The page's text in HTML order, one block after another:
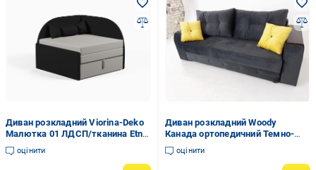
Диван розкладний Viorina-Deko
Малютка 01 ЛДСП/тканина Etna
Чорний (39627)
оцінити
Диван розкладний Woody
Канада ортопедичний Темно-
сірий (14399905)
оцінити